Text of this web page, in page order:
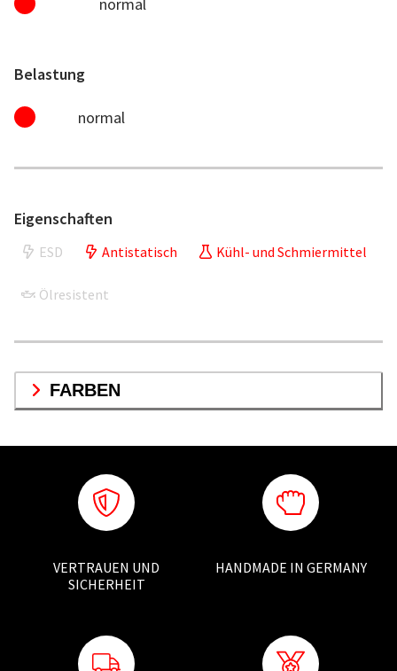
Belastung
normal
Eigenschaften
ESD Antistatisch Kühl- und Schmiermittel
Ölresistent
FARBEN
VERTRAUEN UND
SICHERHEIT
HANDMADE IN GERMANY